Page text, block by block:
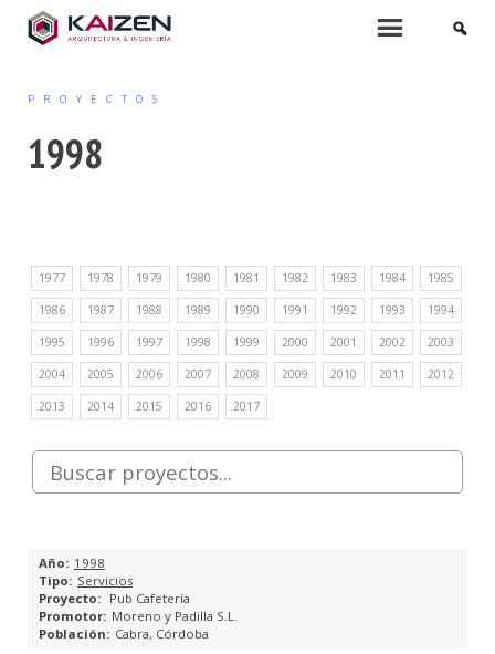
PROYECTOS DE EDIFICACIÓN
ARQUITECTURA INTERIOR
PROYECTOS DE URBANIZACIÓN
URBANISMO
PLANES PARCIALES
PLANES ESPECIALES
PROYECTOS
1998
1977 1978 1979 1980 1981 1982 1983 1984 1985
1986 1987 1988 1989 1990 1991 1992 1993 1994
1995 1996 1997 1998 1999 2000 2001 2002 2003
2004 2005 2006 2007 2008 2009 2010 2011 2012
2013 2014 2015 2016 2017
1998
Servicios
Pub Cafetería
Moreno y Padilla S.L.
Cabra, Córdoba